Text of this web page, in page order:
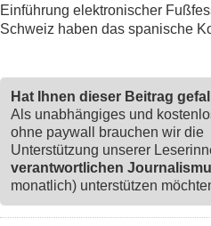
Einführung elektronischer
Schweiz haben das spanische
Hat Ihnen dieser Beitrag
Als unabhängiges und
ohne paywall brauchen wir die
Unterstützung unserer
verantwortlichen
monatlich) unterstützen